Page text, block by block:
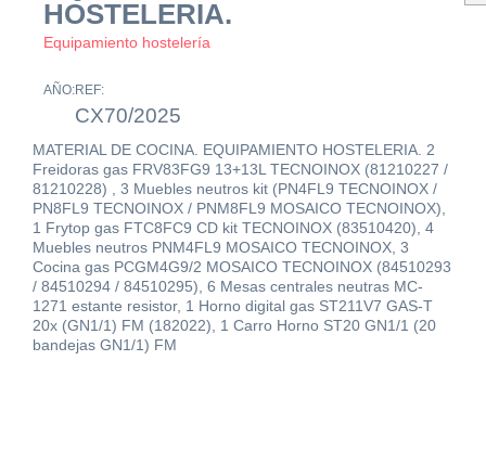
HOSTELERIA.
Equipamiento hostelería
AÑO:REF:
CX70/2025
MATERIAL DE COCINA. EQUIPAMIENTO HOSTELERIA. 2
Freidoras gas FRV83FG9 13+13L TECNOINOX (81210227 /
81210228) , 3 Muebles neutros kit (PN4FL9 TECNOINOX /
PN8FL9 TECNOINOX / PNM8FL9 MOSAICO TECNOINOX),
1 Frytop gas FTC8FC9 CD kit TECNOINOX (83510420), 4
Muebles neutros PNM4FL9 MOSAICO TECNOINOX, 3
Cocina gas PCGM4G9/2 MOSAICO TECNOINOX (84510293
/ 84510294 / 84510295), 6 Mesas centrales neutras MC-
1271 estante resistor, 1 Horno digital gas ST211V7 GAS-T
20x (GN1/1) FM (182022), 1 Carro Horno ST20 GN1/1 (20
bandejas GN1/1) FM